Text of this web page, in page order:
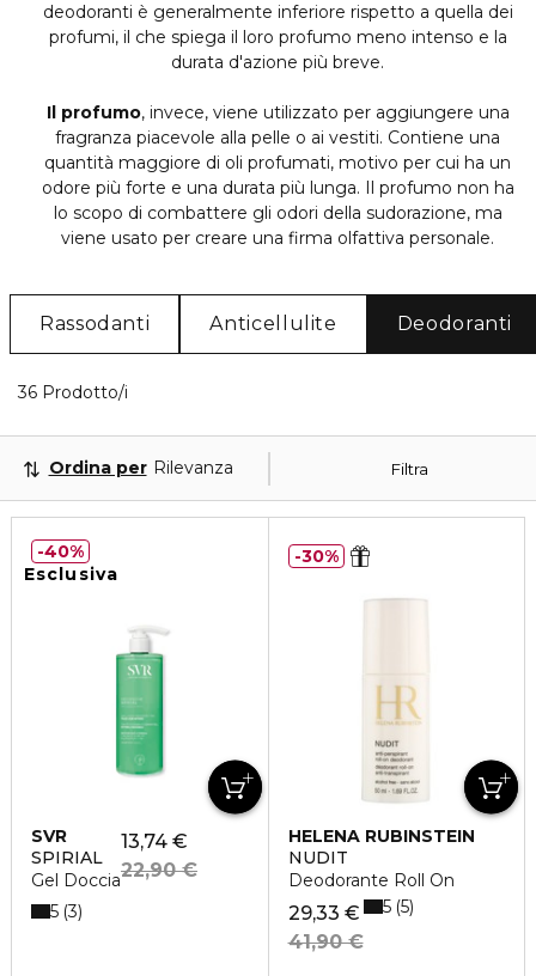
deodoranti è generalmente inferiore rispetto a quella dei
profumi, il che spiega il loro profumo meno intenso e la
durata d'azione più breve.
Il profumo, invece, viene utilizzato per aggiungere una
fragranza piacevole alla pelle o ai vestiti. Contiene una
quantità maggiore di oli profumati, motivo per cui ha un
odore più forte e una durata più lunga. Il profumo non ha
lo scopo di combattere gli odori della sudorazione, ma
viene usato per creare una firma olfattiva personale.
Rassodanti Anticellulite Deodoranti
36 Prodotto/i
Filtra
Ordina per Rilevanza
Esclusiva
SVR
SPIRIAL
Gel Doccia
13,74 €
22,90 €
5 3
40%
HELENA RUBINSTEIN
NUDIT
Deodorante Roll On
29,33 €
41,90 €
5 5
30%